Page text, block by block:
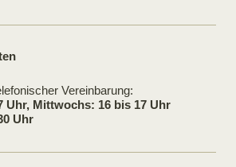
Vereinbarung:
Uhr, Mittwochs: 16 bis 17 Uhr
Uhr